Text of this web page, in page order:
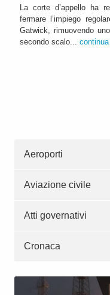
La corte d’appello ha
fermare l’impiego
Gatwick, rimuovendo
secondo scalo... continua
Aeroporti
Aviazione civile
Atti governativi
Cronaca